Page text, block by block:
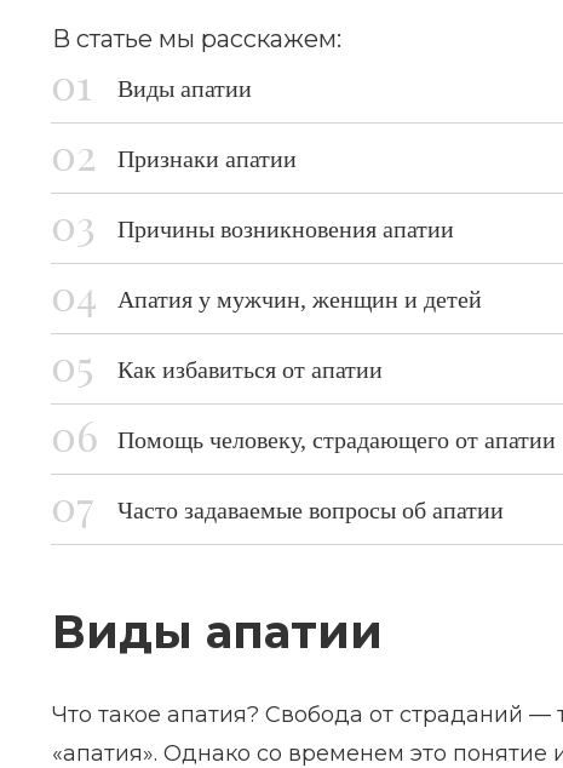
В статье мы расскажем:
Виды апатии
Признаки апатии
Причины возникновения апатии
Апатия у мужчин, женщин и детей
Как избавиться от апатии
Помощь человеку, страдающего от апатии
Часто задаваемые вопросы об апатии
Виды апатии
Что такое апатия? Свобода от страданий
«апатия». Однако со временем это понятие